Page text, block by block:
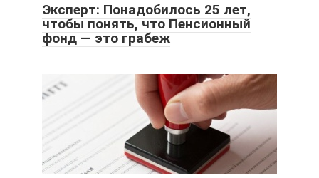
Эксперт: Понадобилось 25 лет,
чтобы понять, что Пенсионный
фонд — это грабеж